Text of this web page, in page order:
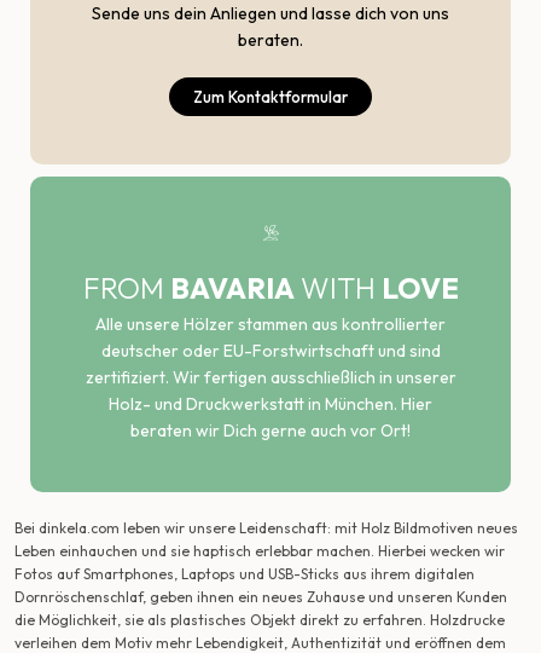
Sende uns dein Anliegen und lasse dich von uns
beraten.
Zum Kontaktformular
FROM BAVARIA WITH LOVE
Alle unsere Hölzer stammen aus kontrollierter
deutscher oder EU-Forstwirtschaft und sind
zertifiziert. Wir fertigen ausschließlich in unserer
Holz- und Druckwerkstatt in München. Hier
beraten wir Dich gerne auch vor Ort!
Bei dinkela.com leben wir unsere Leidenschaft: mit Holz Bildmotiven neues
Leben einhauchen und sie haptisch erlebbar machen. Hierbei wecken wir
Fotos auf Smartphones, Laptops und USB-Sticks aus ihrem digitalen
Dornröschenschlaf, geben ihnen ein neues Zuhause und unseren Kunden
die Möglichkeit, sie als plastisches Objekt direkt zu erfahren. Holzdrucke
verleihen dem Motiv mehr Lebendigkeit, Authentizität und eröffnen dem